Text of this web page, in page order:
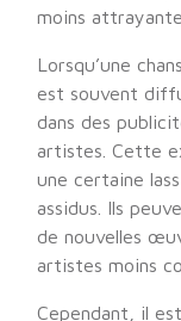
moins
Lorsqu’une
est souvent
dans des
artistes. Cette
une certaine
assidus. Ils
de nouvelles
artistes moins
Cependant, il